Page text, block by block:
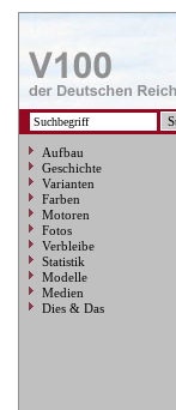
Aufbau
Geschichte
Varianten
Farben
Motoren
Fotos
Verbleibe
Statistik
Modelle
Medien
Dies & Das